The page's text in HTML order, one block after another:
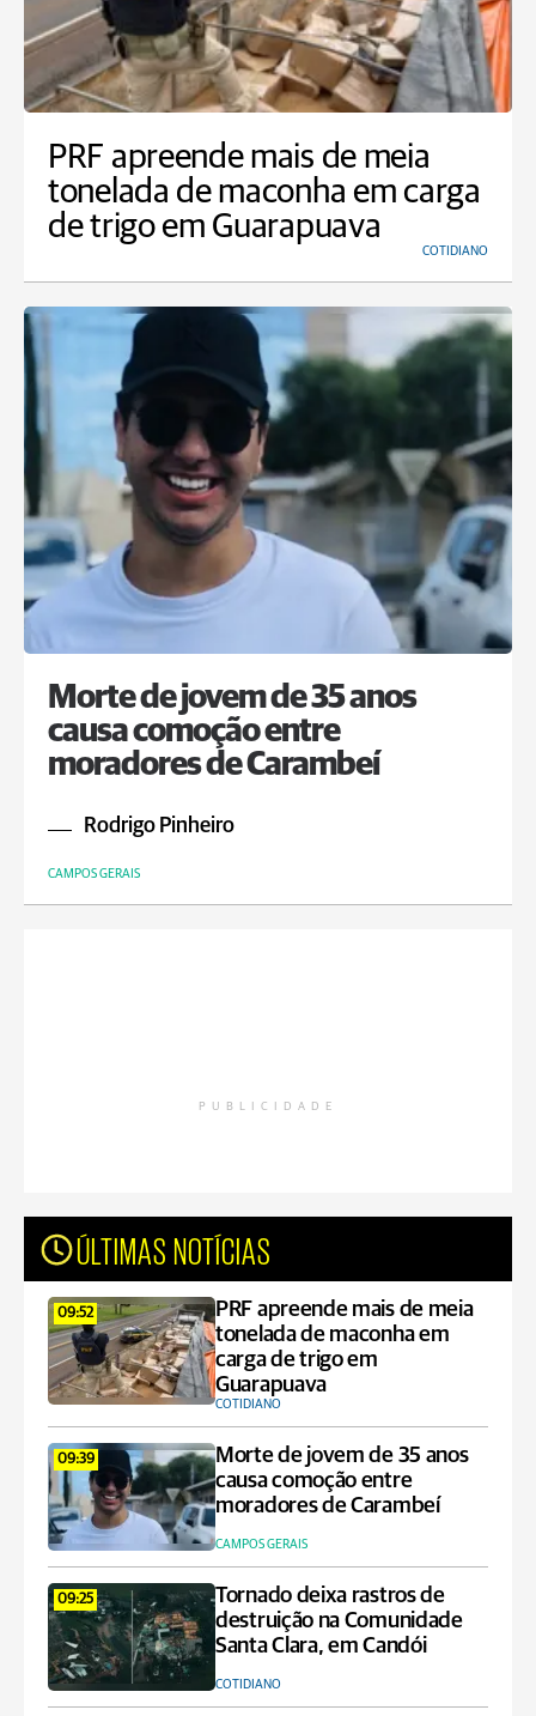
PRF apreende mais de meia
tonelada de maconha em carga
de trigo em Guarapuava
COTIDIANO
Morte de jovem de 35 anos
causa comoção entre
moradores de Carambeí
Rodrigo Pinheiro
CAMPOS GERAIS
PUBLICIDADE
ÚLTIMAS NOTÍCIAS
09:52
PRF apreende mais de meia
tonelada de maconha em
carga de trigo em
Guarapuava
COTIDIANO
09:39
Morte de jovem de 35 anos
causa comoção entre
moradores de Carambeí
CAMPOS GERAIS
09:25
Tornado deixa rastros de
destruição na Comunidade
Santa Clara, em Candói
COTIDIANO